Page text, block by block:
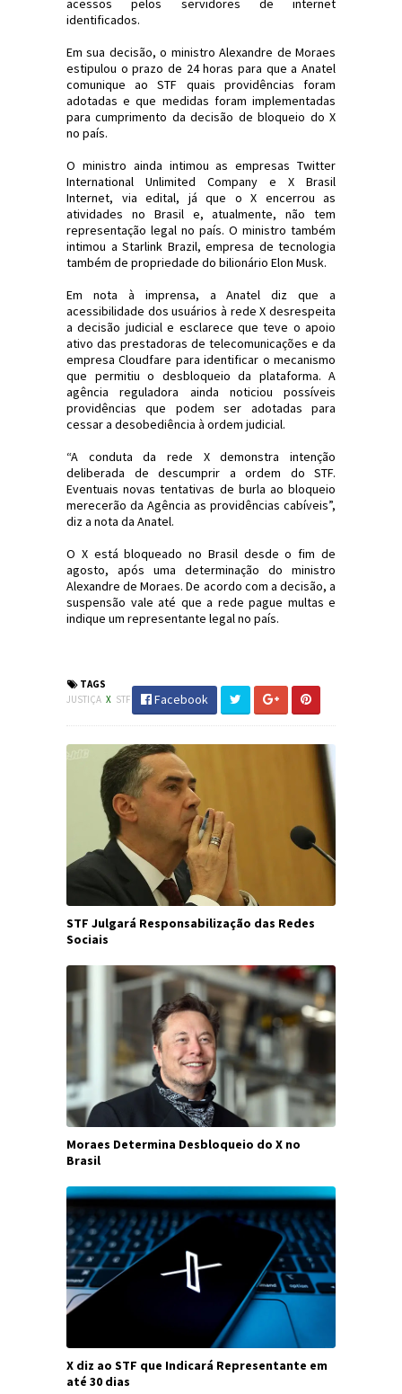
acessos pelos servidores de internet
identificados.
Em sua decisão, o ministro Alexandre de Moraes
estipulou o prazo de 24 horas para que a Anatel
comunique ao STF quais providências foram
adotadas e que medidas foram implementadas
para cumprimento da decisão de bloqueio do X
no país.
O ministro ainda intimou as empresas Twitter
International Unlimited Company e X Brasil
Internet, via edital, já que o X encerrou as
atividades no Brasil e, atualmente, não tem
representação legal no país. O ministro também
intimou a Starlink Brazil, empresa de tecnologia
também de propriedade do bilionário Elon Musk.
Em nota à imprensa, a Anatel diz que a
acessibilidade dos usuários à rede X desrespeita
a decisão judicial e esclarece que teve o apoio
ativo das prestadoras de telecomunicações e da
empresa Cloudfare para identificar o mecanismo
que permitiu o desbloqueio da plataforma. A
agência reguladora ainda noticiou possíveis
providências que podem ser adotadas para
cessar a desobediência à ordem judicial.
“A conduta da rede X demonstra intenção
deliberada de descumprir a ordem do STF.
Eventuais novas tentativas de burla ao bloqueio
merecerão da Agência as providências cabíveis”,
diz a nota da Anatel.
O X está bloqueado no Brasil desde o fim de
agosto, após uma determinação do ministro
Alexandre de Moraes. De acordo com a decisão, a
suspensão vale até que a rede pague multas e
indique um representante legal no país.
TAGS
JUSTIÇA X STF Facebook
STF Julgará Responsabilização das Redes
Sociais
Moraes Determina Desbloqueio do X no
Brasil
X diz ao STF que Indicará Representante em
até 30 dias